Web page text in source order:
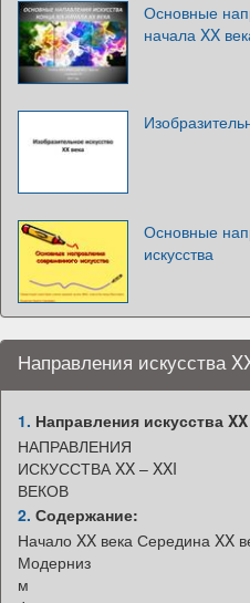
Основные
начала XX
Основные
искусства
Направления искусства
1. Направления искусства
НАПРАВЛЕНИЯ
ИСКУССТВА XX – XXI
ВЕКОВ
2. Содержание:
Начало XX века Середина XX
Модерниз
м